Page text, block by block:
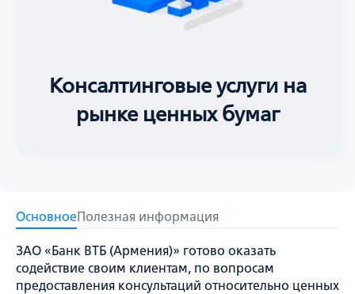
Консалтинговые услуги на
рынке ценных бумаг
ОсновноеПолезная информация
ЗАО «Банк ВТБ (Армения)» готовo оказать
содействие своим клиентам, по вопросам
предоставления консультаций относительно ценных